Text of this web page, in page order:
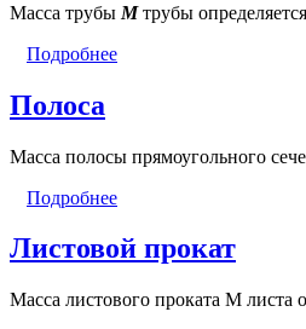
Масса трубы М трубы
Подробнее
Полоса
Масса полосы прямоугольного
Подробнее
Листовой прокат
Масса листового проката М листа